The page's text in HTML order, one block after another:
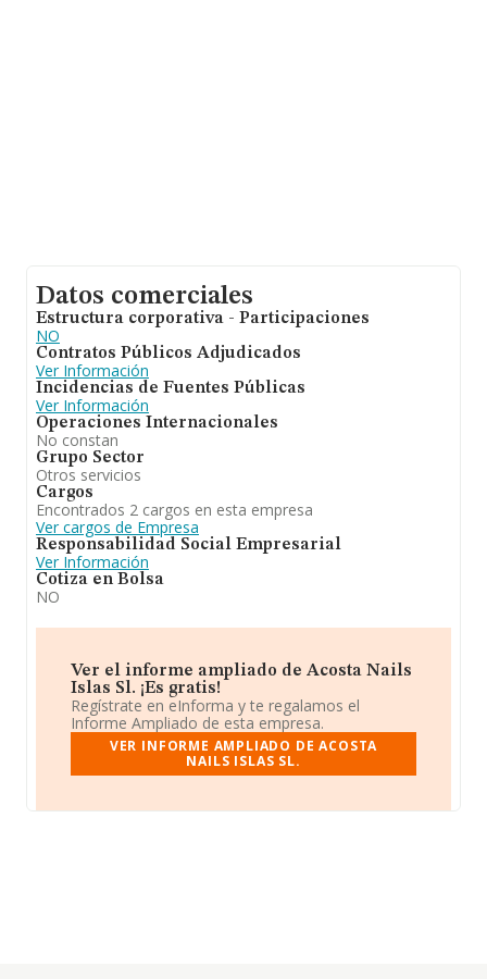
Datos comerciales
Estructura corporativa - Participaciones
NO
Contratos Públicos Adjudicados
Ver Información
Incidencias de Fuentes Públicas
Ver Información
Operaciones Internacionales
No constan
Grupo Sector
Otros servicios
Cargos
Encontrados 2 cargos en esta empresa
Ver cargos de Empresa
Responsabilidad Social Empresarial
Ver Información
Cotiza en Bolsa
NO
Ver el informe ampliado de Acosta Nails
Islas Sl. ¡Es gratis!
Regístrate en eInforma y te regalamos el
Informe Ampliado de esta empresa.
VER INFORME AMPLIADO DE ACOSTA
NAILS ISLAS SL.